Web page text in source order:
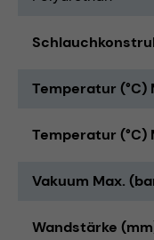
Temperatur (°C)
Temperatur (°C)
Vakuum Max.
Wandstärke